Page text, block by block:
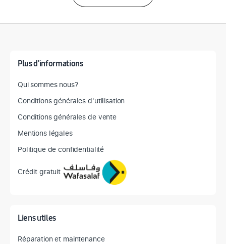
Plus d'informations
Qui sommes nous?
Conditions générales d'utilisation
Conditions générales de vente
Mentions légales
Politique de confidentialité
Crédit gratuit
Liens utiles
Réparation et maintenance